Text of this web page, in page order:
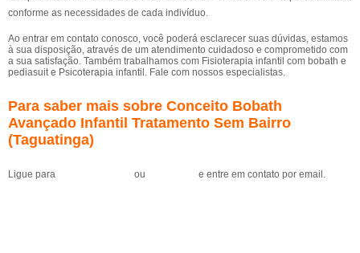
conforme as necessidades de cada indivíduo.
Ao entrar em contato conosco, você poderá esclarecer suas dúvidas, estamos
à sua disposição, através de um atendimento cuidadoso e comprometido com
a sua satisfação. Também trabalhamos com Fisioterapia infantil com bobath e
pediasuit e Psicoterapia infantil. Fale com nossos especialistas.
Para saber mais sobre Conceito Bobath
Avançado Infantil Tratamento Sem Bairro
(Taguatinga)
Ligue para ou e entre em contato por email.